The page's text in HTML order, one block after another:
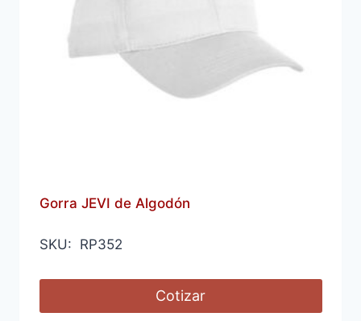
Gorra JEVI de Algodón
SKU: RP352
Cotizar